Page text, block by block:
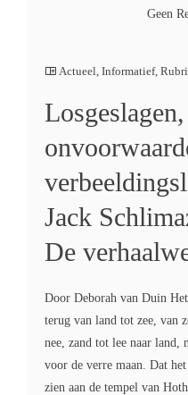
Geen
Actueel Informatief,
Jack
De
Door Deborah van Duin
terug van land tot zee, van
nee, zand tot lee naar land,
voor de verre maan. Dat
zien aan de tempel van